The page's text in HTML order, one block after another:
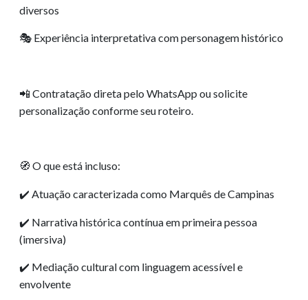
diversos
🎭 Experiência interpretativa com personagem histórico
📲 Contratação direta pelo WhatsApp ou solicite
personalização conforme seu roteiro.
🧭 O que está incluso:
✔️ Atuação caracterizada como Marquês de Campinas
✔️ Narrativa histórica contínua em primeira pessoa
(imersiva)
✔️ Mediação cultural com linguagem acessível e
envolvente